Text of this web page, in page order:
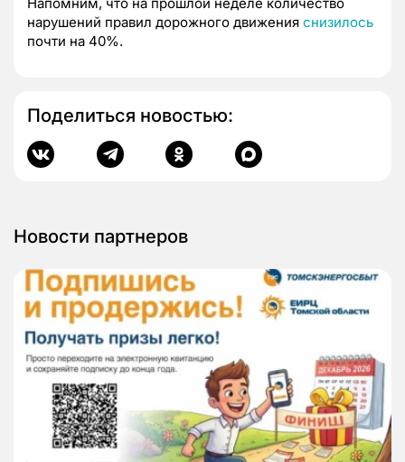
нарушений правил дорожного движения снизилось
почти на 40%.
Поделиться новостью:
Новости партнеров